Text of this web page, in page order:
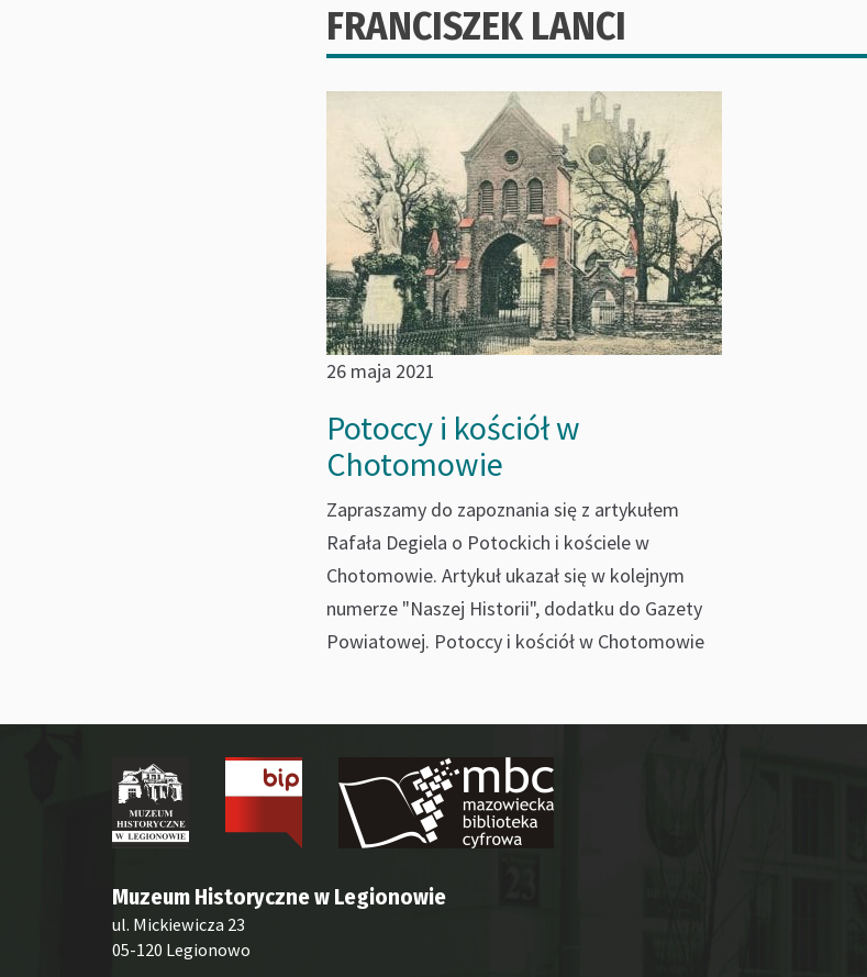
FRANCISZEK LANCI
26 maja 2021
Potoccy i kościół w
Chotomowie
Zapraszamy do zapoznania się z artykułem
Rafała Degiela o Potockich i kościele w
Chotomowie. Artykuł ukazał się w kolejnym
numerze "Naszej Historii", dodatku do Gazety
Powiatowej. Potoccy i kościół w Chotomowie
Muzeum Historyczne w Legionowie
ul. Mickiewicza 23
05-120 Legionowo